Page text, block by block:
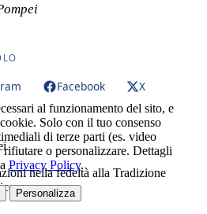
Facebook
X
nella fedeltà alla Tradizione
al funzionamento del sito, e
Solo con il tuo consenso
di terze parti (es. video
o personalizzare. Dettagli
Privacy Policy.
Personalizza